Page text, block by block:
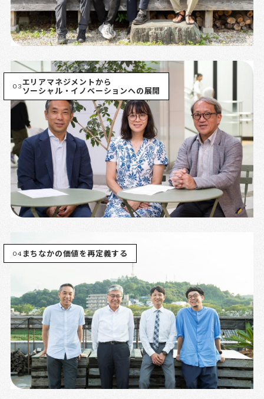
03エリアマネジメントから
ソーシャル・イノベーションへの展開
04 まちなかの価値を再定義する